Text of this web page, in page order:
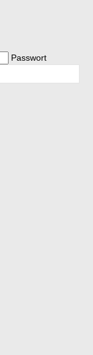
Passwort